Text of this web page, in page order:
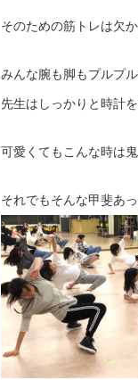
そのための筋トレは欠か
みんな腕も脚もプルプ
先生はしっかりと時計
可愛くてもこんな時は
それでもそんな甲斐あ